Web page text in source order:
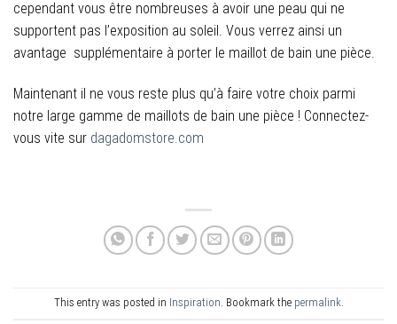
cependant vous être nombreuses à avoir une peau qui ne
supportent pas l’exposition au soleil. Vous verrez ainsi un
avantage supplémentaire à porter le maillot de bain une pièce.
Maintenant il ne vous reste plus qu’à faire votre choix parmi
notre large gamme de maillots de bain une pièce ! Connectez-
vous vite sur dagadomstore.com
This entry was posted in Inspiration. Bookmark the permalink.